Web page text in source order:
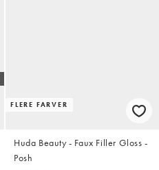
FLERE FARVER
Huda Beauty - Faux Filler Gloss -
Posh